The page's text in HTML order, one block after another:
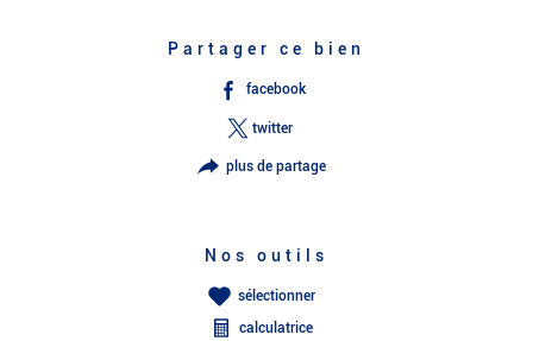
Partager ce bien
facebook
twitter
plus de partage
Nos outils
sélectionner
calculatrice